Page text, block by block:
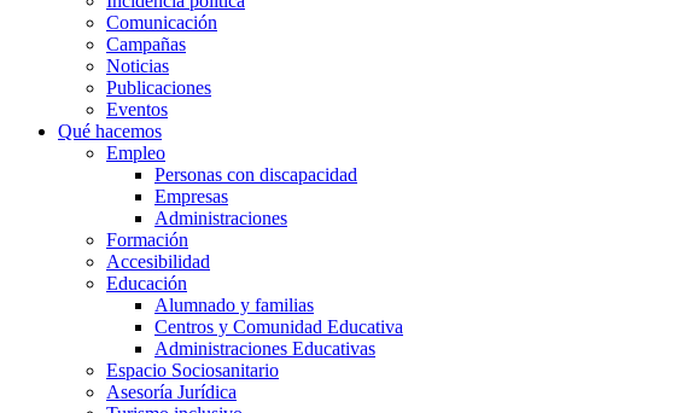
Comunicación
Campañas
Noticias
Publicaciones
Eventos
Qué hacemos
Empleo
Personas con discapacidad
Empresas
Administraciones
Formación
Accesibilidad
Educación
Alumnado y familias
Centros y Comunidad Educativa
Administraciones Educativas
Espacio Sociosanitario
Asesoría Jurídica